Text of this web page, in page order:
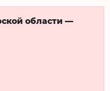
области —